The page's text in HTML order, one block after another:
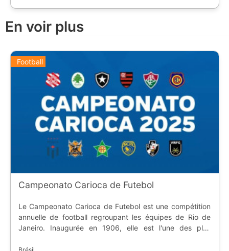
En voir plus
Football
Campeonato Carioca de Futebol
Le Campeonato Carioca de Futebol est une compétition
annuelle de football regroupant les équipes de Rio de
Janeiro. Inaugurée en 1906, elle est l'une des plus
Bahia. La rivalité entre les quatre plus grandes équipes